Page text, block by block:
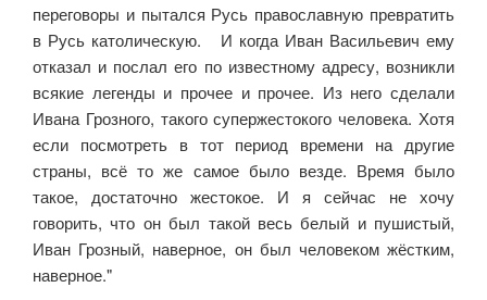
переговоры и пытался Русь православную превратить
в Русь католическую. И когда Иван Васильевич ему
отказал и послал его по известному адресу, возникли
всякие легенды и прочее и прочее. Из него сделали
Ивана Грозного, такого супержестокого человека. Хотя
если посмотреть в тот период времени на другие
страны, всё то же самое было везде. Время было
такое, достаточно жестокое. И я сейчас не хочу
говорить, что он был такой весь белый и пушистый,
Иван Грозный, наверное, он был человеком жёстким,
наверное."